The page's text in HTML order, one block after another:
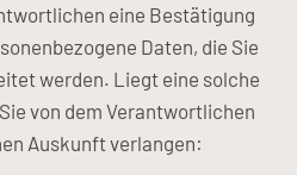
eine Bestätigung
Daten, die Sie
werden. Liegt eine solche
von dem Verantwortlichen
Auskunft verlangen: